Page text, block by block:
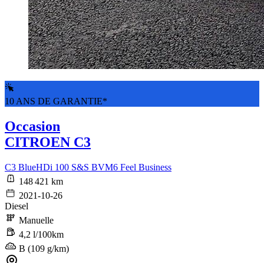
10 ANS DE GARANTIE*
Occasion
CITROEN C3
C3 BlueHDi 100 S&S BVM6 Feel Business
148 421 km
2021-10-26
Diesel
Manuelle
4,2 l/100km
B (109 g/km)